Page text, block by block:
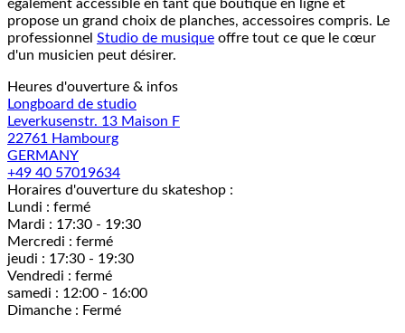
également accessible en tant que boutique en ligne et
propose un grand choix de planches, accessoires compris. Le
professionnel Studio de musique offre tout ce que le cœur
d'un musicien peut désirer.
Heures d'ouverture & infos
Longboard de studio
Leverkusenstr. 13 Maison F
22761 Hambourg
GERMANY
+49 40 57019634
Horaires d'ouverture du skateshop :
Lundi : fermé
Mardi : 17:30 - 19:30
Mercredi : fermé
jeudi : 17:30 - 19:30
Vendredi : fermé
samedi : 12:00 - 16:00
Dimanche : Fermé